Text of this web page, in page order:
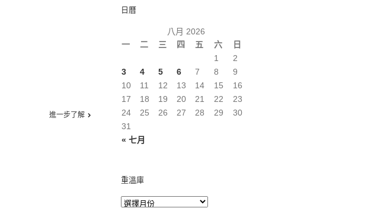
進一步了解
日曆
八月 2026
一
二 三 四 五 六 日
« 七月
1
2
3
4 5 6 7 8
9
10
11 12 13 14 15
16
17
18 19 20 21 22
23
24
25 26 27 28 29
30
31
重溫庫